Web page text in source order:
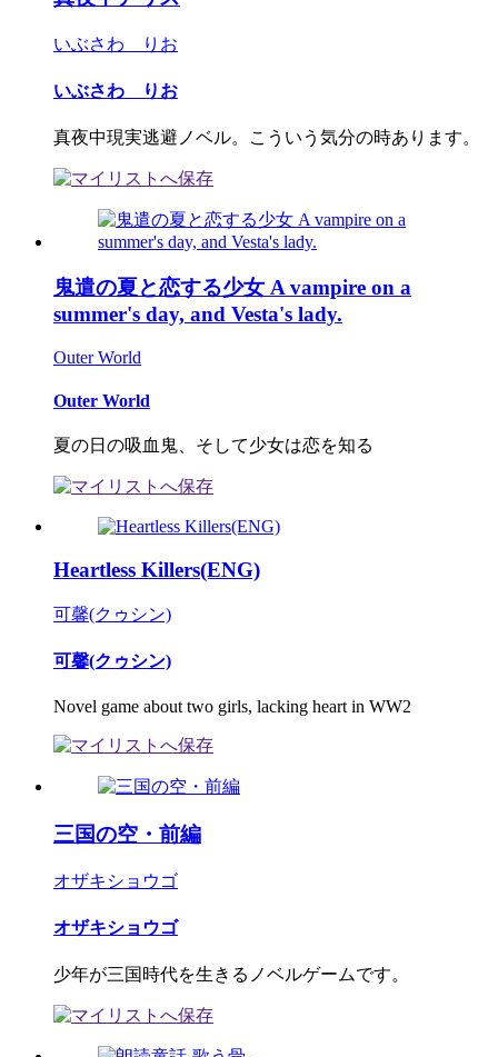
いぶさわ りお
いぶさわ りお
真夜中現実逃避ノベル。こういう気分の時あります。
鬼遣の夏と恋する少女 A vampire on a
summer's day, and Vesta's lady.
Outer World
Outer World
夏の日の吸血鬼、そして少女は恋を知る
Heartless Killers(ENG)
可馨(クゥシン)
可馨(クゥシン)
Novel game about two girls, lacking heart in WW2
三国の空・前編
オザキショウゴ
オザキショウゴ
少年が三国時代を生きるノベルゲームです。